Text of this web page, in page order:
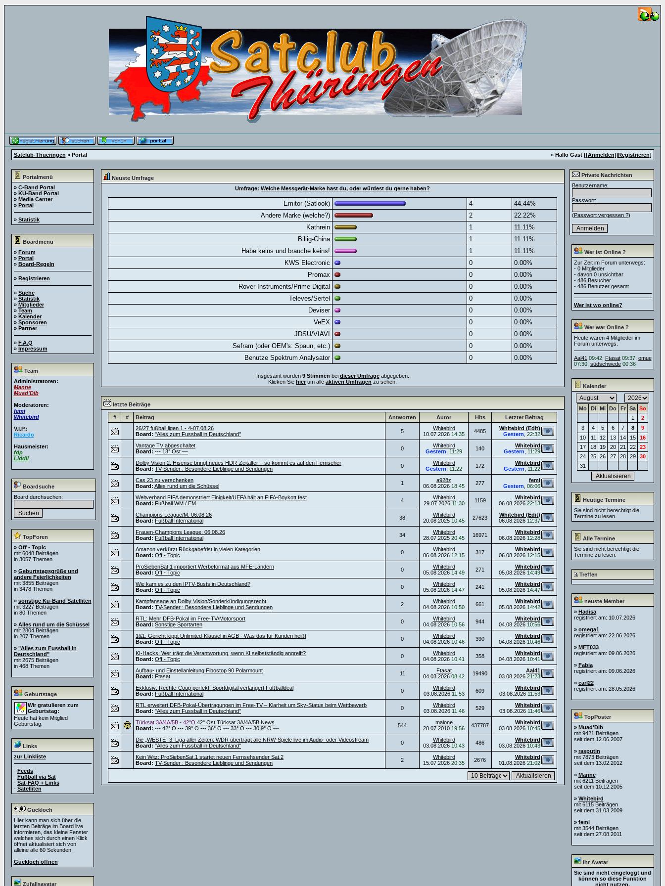
Satclub-Thueringen » Portal » Hallo Gast [[Anmelden]|Registrieren]
Portalmenü
» C-Band Portal
» KU-Band Portal
» Media Center
» Portal
» Statistik
Boardmenü
» Forum
» Portal
» Board-Regeln
» Registrieren
» Suche
» Statistik
» Mitglieder
» Team
» Kalender
» Sponsoren
» Partner
» F.A.Q
» Impressum
Team
Administratoren:
Manne
Muad'Dib
Moderatoren:
femi
Whitebird
V.I.P.:
Ricardo
Hausmeister:
fdp
Liddll
Boardsuche
Board durchsuchen:
TopForen
» Off - Topic
mit 6048 Beiträgen
in 3057 Themen
» Geburtstagsgrüße und
andere Feierlichkeiten
mit 3855 Beiträgen
in 3478 Themen
» sonstige Ku-Band Satelliten
mit 3227 Beiträgen
in 80 Themen
» Alles rund um die Schüssel
mit 2804 Beiträgen
in 207 Themen
» "Alles zum Fussball in
Deutschland"
mit 2675 Beiträgen
in 468 Themen
Geburtstage
Wir gratulieren zum
Geburtstag:
Heute hat kein Mitglied
Geburtstag.
Links
zur Linkliste
- Feeds
- Fußball via Sat
- Sat-FAQ + Links
- Satelliten
Guckloch
Hier kann man sich über die
letzten Beiträge im Board live
informieren, das kleine Fenster
welches sich durch einen Klick
öffnet aktualisiert sich von
alleine alle 60 Sekunden.
Guckloch öffnen
Zufallsavatar
Neuste Umfrage
Umfrage: Welche Messgerät-Marke hast du, oder würdest du gerne haben?
Emitor (Satlook) 4
44.44%
Andere Marke (welche?)
2
22.22%
Kathrein
1
11.11%
Billig-China
1
11.11%
Habe keins und brauche keins!
1
11.11%
KWS Electronic
0
0.00%
Promax
0
0.00%
Rover Instruments/Prime Digital
0
0.00%
Televes/Sertel
0
0.00%
Deviser
0
0.00%
VeEX
0
0.00%
JDSU/VIAVI
0
0.00%
Sefram (oder OEM's: Spaun, etc.)
0
0.00%
Benutze Spektrum Analysator
0 0.00%
Insgesamt wurden 9 Stimmen bei dieser Umfrageabgegeben.
Klicken Sie hier um alle aktiven Umfragen zu sehen.
letzte Beiträge
# # Beitrag Antworten Autor Hits
Letzter Beitrag
26/27 fußball ligen 1 - 4-07.08.26
Board: "Alles zum Fussball in Deutschland" 5
Whitebird
10.07.2026 14:35 4485
Whitebird (Edit)
Gestern 22:32
Vantage TV abgeschaltet
Board: --- 13° Ost --- 0
Whitebird
Gestern
11:29 140
Whitebird
Gestern
11:29
Dolby Vision 2: Hisense bringt neues HDR-Zeitalter – so kommt es auf den Fernseher
Board: TV-Sender : Besondere Lieblinge und Sendungen 0
Whitebird
Gestern
11:22 172
Whitebird
Gestern
11:22
Cas 23 zu verschenken
Board: Alles rund um die Schüssel 1
a928z
06.08.2026 18:45 277
femi
Gestern 06:06
Weltverband FIFA demonstriert Einigkeit/UEFA hält an FIFA-Boykott fest
Board: Fußball WM / EM 4
Whitebird
29.07.2026 11:30 1159
Whitebird
06.08.2026 22:13
Champions League/M: 06.08.26
Board: Fußball International 38
Whitebird
20.08.2025 10:45 27623
Whitebird (Edit)
06.08.2026 12:37
Frauen-Champions League: 06.08.26
Board: Fußball International 34
Whitebird
28.07.2025 20:45 16971
Whitebird
06.08.2026 12:28
Amazon verkürzt Rückgabefrist in vielen Kategorien
Board: Off - Topic 0
Whitebird
06.08.2026 12:15 317
Whitebird
06.08.2026 12:15
ProSiebenSat.1 importiert Werbeformat aus MFE-Ländern
Board: Off - Topic 0
Whitebird
05.08.2026 14:49 271
Whitebird
05.08.2026 14:49
Wie kam es zu den IPTV-Busts in Deutschland?
Board: Off - Topic 0
Whitebird
05.08.2026 14:47 241
Whitebird
05.08.2026 14:47
Kampfansage an Dolby Vision/Sonderkündigungsrecht
Board: TV-Sender : Besondere Lieblinge und Sendungen 2
Whitebird
04.08.2026 10:50 661
Whitebird
05.08.2026 14:42
RTL: Mehr DFB-Pokal im Free-TV/Motorsport
Board: Sonstige Sportarten 0
Whitebird
04.08.2026 10:56 944
Whitebird
04.08.2026 10:56
1&1: Gericht kippt Unlimited-Klausel in AGB - Was das für Kunden heißt
Board: Off - Topic 0
Whitebird
04.08.2026 10:46 390
Whitebird
04.08.2026 10:46
KI-Hacks: Wer trägt die Verantwortung, wenn KI selbstständig angreift?
Board: Off - Topic 0
Whitebird
04.08.2026 10:41 358
Whitebird
04.08.2026 10:41
Aufbau- und Einstellanleitung Fibostop 90 Polarmount
Board: Ftasat 11
Ftasat
04.03.2026 08:42 19490
Aal41
03.08.2026 21:23
Exklusiv: Rechte-Coup perfekt: Sportdigital verlängert Fußballdeal
Board: Fußball International 0
Whitebird
03.08.2026 11:53 609
Whitebird
03.08.2026 11:53
RTL erweitert DFB-Pokal-Übertragungen im Free-TV – Klarheit um Sky-Status beim Wettbewerb
Board: "Alles zum Fussball in Deutschland" 0
Whitebird
03.08.2026 11:46 529
Whitebird
03.08.2026 11:46
Türksat 3A/4A/5B - 42°O 42° Ost Türksat 3A/4A/5B News
Board: --- 42° O --- 39° O --- 36° O --- 33° O --- 30,9° O --- 544
malone
20.07.2010 19:56 437787
Whitebird
03.08.2026 10:45
Die „WESTE“ 3. Liga aller Zeiten: WDR überträgt alle NRW-Spiele live im Audio- oder Videostream
Board: "Alles zum Fussball in Deutschland" 0
Whitebird
03.08.2026 10:43 486
Whitebird
03.08.2026 10:43
Kein Witz: ProSiebenSat.1 startet neuen Fernsehsender Sat.2
Board: TV-Sender : Besondere Lieblinge und Sendungen 2
Whitebird
15.07.2026 20:35 2676
Whitebird
01.08.2026 21:02
Private Nachrichten
Benutzername:
Passwort:
(Passwort vergessen ?)
Wer ist Online ?
Zur Zeit im Forum unterwegs:
- 0 Mitglieder
- davon 0 unsichtbar
- 486 Besucher
- 486 Benutzer gesamt
Wer ist wo online?
Wer war Online ?
Heute waren 4 Mitglieder im
Forum unterwegs.
Aal41 09:42, Ftasat 09:37, omue
07:30, südschwede 00:36
Kalender
Mo Di Mi Do Fr Sa So
1
2
3
4 5 6 7 8
9
10
11 12 13 14 15
16
17
18 19 20 21 22
23
24
25 26 27 28 29
30
31
Heutige Termine
Sie sind nicht berechtigt die
Termine zu lesen.
Alle Termine
Sie sind nicht berechtigt die
Termine zu lesen.
Treffen
neuste Member
» Hadisa
registriert am: 10.07.2026
» omega1
registriert am: 22.06.2026
» MFT033
registriert am: 09.06.2026
» Fabia
registriert am: 09.06.2026
» carl22
registriert am: 28.05.2026
TopPoster
» Muad'Dib
mit 9421 Beiträgen
seit dem 12.06.2007
» rasputin
mit 7873 Beiträgen
seit dem 13.02.2012
» Manne
mit 6211 Beiträgen
seit dem 10.12.2005
» Whitebird
mit 6115 Beiträgen
seit dem 31.03.2009
» femi
mit 3544 Beiträgen
seit dem 27.08.2011
Ihr Avatar
Sie sind nicht eingeloggt und
können so diese Funktion
nicht nutzen.